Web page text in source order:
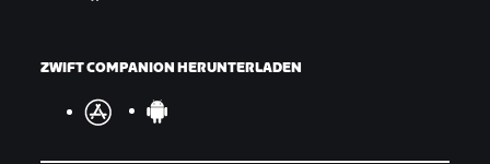
ZWIFT COMPANION HERUNTERLADEN